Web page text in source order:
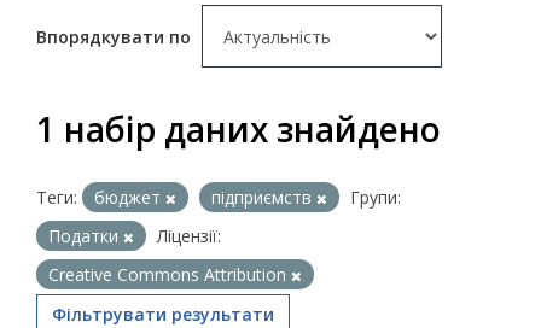
Впорядкувати по
1 набір даних знайдено
Теги: бюджет підприємств
Групи:
Податки
Ліцензії:
Creative Commons Attribution
Фільтрувати результати